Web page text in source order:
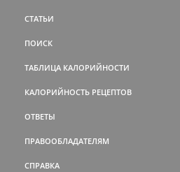
СТАТЬИ
ПОИСК
ТАБЛИЦА КАЛОРИЙНОСТИ
КАЛОРИЙНОСТЬ РЕЦЕПТОВ
ОТВЕТЫ
ПРАВООБЛАДАТЕЛЯМ
СПРАВКА